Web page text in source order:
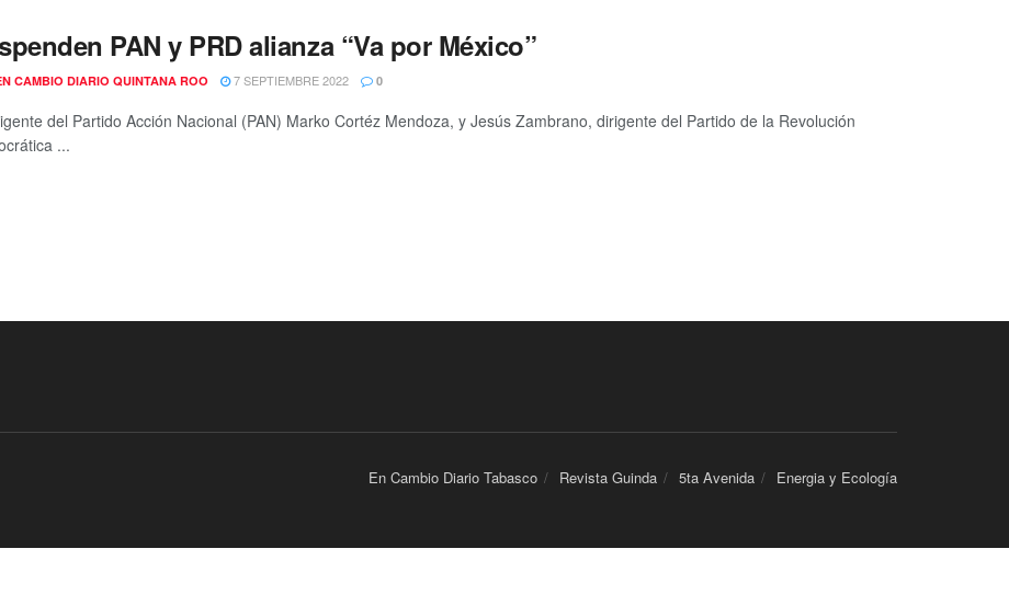
PAN y PRD alianza “Va por México”
CAMBIO DIARIO QUINTANA ROO 7 SEPTIEMBRE 2022 0
del Partido Acción Nacional (PAN) Marko Cortéz Mendoza, y Jesús Zambrano, dirigente del Partido de la Revolución
...
En Cambio Diario Tabasco Revista Guinda 5ta Avenida Energia y Ecología